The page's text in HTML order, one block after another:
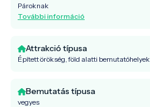
Pároknak
További információ
Attrakció típusa
Épített örökség, föld alatti bemutatóhelyek
Bemutatás típusa
vegyes